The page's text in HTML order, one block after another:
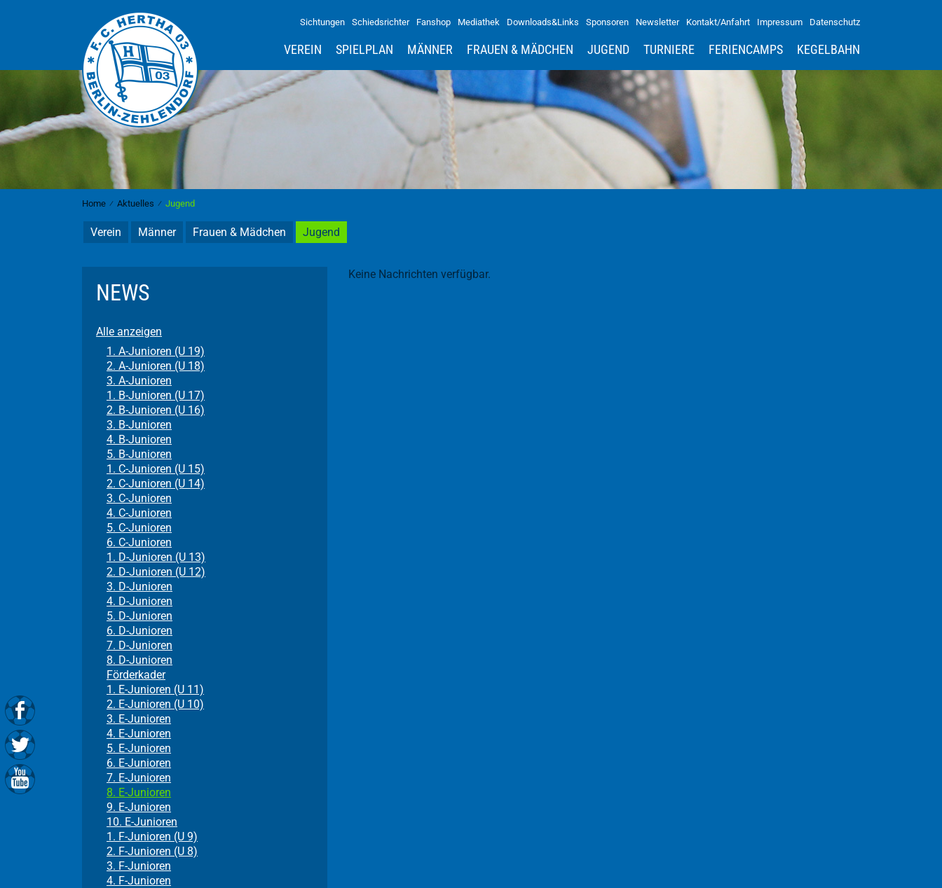
Sichtungen Schiedsrichter Fanshop Mediathek Downloads&Links Sponsoren Newsletter Kontakt/Anfahrt Impressum Datenschutz
VEREIN SPIELPLAN MÄNNER FRAUEN & MÄDCHEN JUGEND TURNIERE FERIENCAMPS KEGELBAHN
Home ⁄ Aktuelles ⁄ Jugend
Verein Männer Frauen & Mädchen Jugend
NEWS
Alle anzeigen
1. A-Junioren (U 19)
2. A-Junioren (U 18)
3. A-Junioren
1. B-Junioren (U 17)
2. B-Junioren (U 16)
3. B-Junioren
4. B-Junioren
5. B-Junioren
1. C-Junioren (U 15)
2. C-Junioren (U 14)
3. C-Junioren
4. C-Junioren
5. C-Junioren
6. C-Junioren
1. D-Junioren (U 13)
2. D-Junioren (U 12)
3. D-Junioren
4. D-Junioren
5. D-Junioren
6. D-Junioren
7. D-Junioren
8. D-Junioren
Förderkader
1. E-Junioren (U 11)
2. E-Junioren (U 10)
3. E-Junioren
4. E-Junioren
5. E-Junioren
6. E-Junioren
7. E-Junioren
8. E-Junioren
9. E-Junioren
10. E-Junioren
1. F-Junioren (U 9)
2. F-Junioren (U 8)
3. F-Junioren
4. F-Junioren
Keine Nachrichten verfügbar.